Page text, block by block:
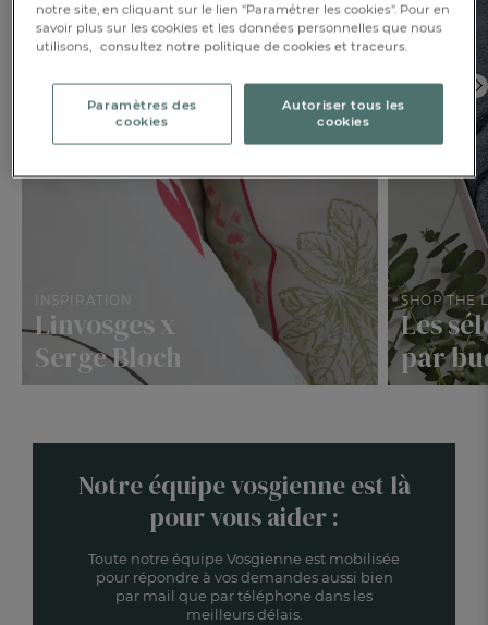
BE
CH
INSPIRATION
Linvosges x
Serge Bloch
SHOP THE
Les
par
Notre équipe vosgienne est là
pour vous aider :
Toute notre équipe Vosgienne est mobilisée
pour répondre à vos demandes aussi bien
par mail que par téléphone dans les
meilleurs délais.
notre site, en cliquant sur le lien "Paramétrer les cookies". Pour en
savoir plus sur les cookies et les données personnelles que nous
utilisons, consultez notre politique de cookies et traceurs.
Paramètres des
cookies
Autoriser tous les
cookies